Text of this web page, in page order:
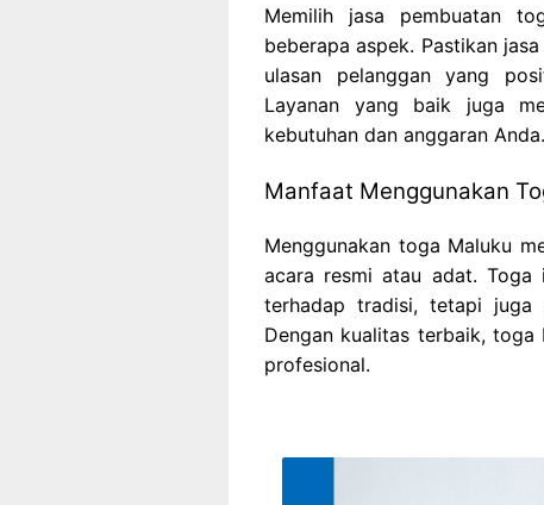
Memilih jasa pembuatan
beberapa aspek. Pastikan
ulasan pelanggan yang
Layanan yang baik juga
kebutuhan dan anggaran Anda.
Manfaat Menggunakan
Menggunakan toga Maluku
acara resmi atau adat. Toga
terhadap tradisi, tetapi juga
Dengan kualitas terbaik, toga
profesional.